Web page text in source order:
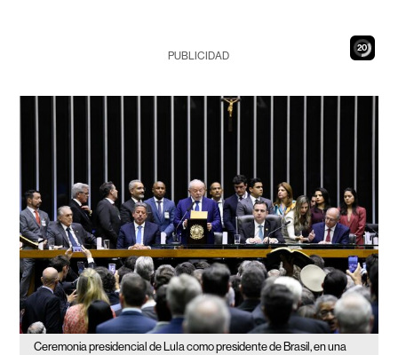
19
PUBLICIDAD
Ceremonia presidencial de Lula como presidente de Brasil, en una